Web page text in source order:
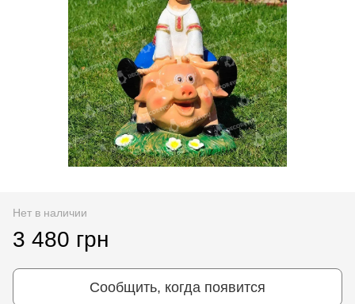
Нет в наличии
3 480 грн
Сообщить, когда появится